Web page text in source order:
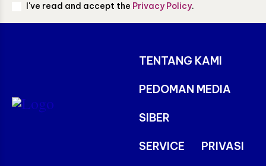
I've read and accept the Privacy Policy.
TENTANG KAMI
PEDOMAN MEDIA
SIBER
SERVICE PRIVASI